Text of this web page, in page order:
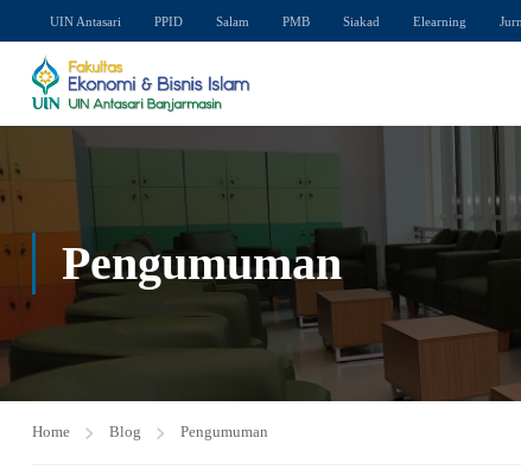
UIN Antasari PPID Salam PMB Siakad Elearning
Pengumuman
Home Blog Pengumuman